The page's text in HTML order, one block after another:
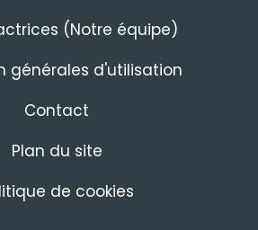
(Notre équipe)
générales d'utilisation
Contact
Plan du site
de cookies